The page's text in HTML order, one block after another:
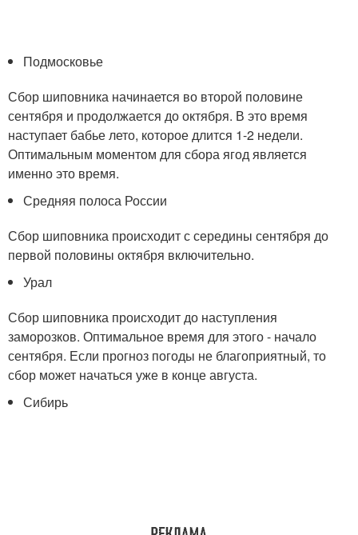
Подмосковье
Сбор шиповника начинается во второй половине
сентября и продолжается до октября. В это время
наступает бабье лето, которое длится 1-2 недели.
Оптимальным моментом для сбора ягод является
именно это время.
Средняя полоса России
Сбор шиповника происходит с середины сентября до
первой половины октября включительно.
Урал
Сбор шиповника происходит до наступления
заморозков. Оптимальное время для этого - начало
сентября. Если прогноз погоды не благоприятный, то
сбор может начаться уже в конце августа.
Сибирь